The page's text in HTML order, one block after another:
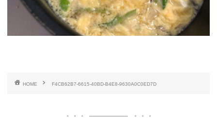
HOME F4CB62B7-6615-40BD-B4E8-9630A0C0ED7D